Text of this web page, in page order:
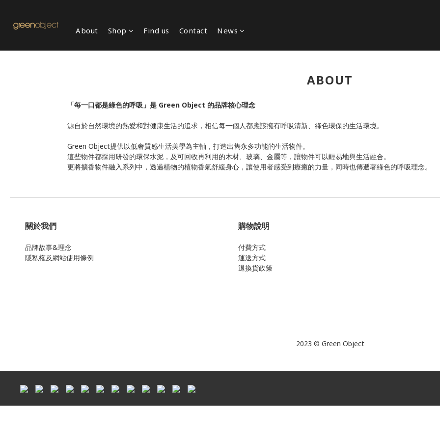
About Shop Find us Contact News
ABOUT
「每一口都是綠色的呼吸」是 Green Object 的品牌核心理念
源自於自然環境的熱愛和對健康生活的追求，相信每一個人都應該擁有呼吸清新、綠色環保的生活環境。
Green Object提供以低奢質感生活美學為主軸，打造出雋永多功能的生活物件。
這些物件都採用研發的環保水泥，及可回收再利用的木材、玻璃、金屬等，讓物件可以輕易地與生活融合。
更將擴香物件融入系列中，透過植物的植物香氣舒緩身心，讓使用者感受到療癒的力量，同時也傳遞著綠色的呼吸理念。
關於我們
品牌故事&理念
隱私權及網站使用條例
購物說明
付費方式
運送方式
退換貨政策
2023 © Green Object